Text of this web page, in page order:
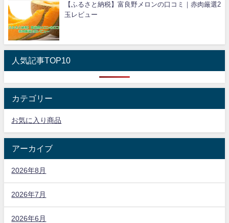
【ふるさと納税】富良野メロンの口コミ｜赤肉厳選2
玉レビュー
人気記事TOP10
カテゴリー
お気に入り商品
アーカイブ
2026年8月
2026年7月
2026年6月